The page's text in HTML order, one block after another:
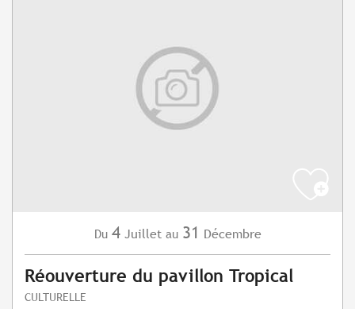
Du 4 Juillet au 31 Décembre
Réouverture du pavillon Tropical
CULTURELLE